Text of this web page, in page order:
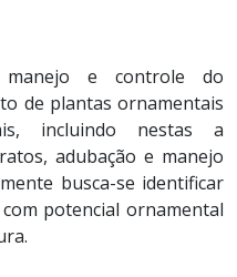
e controle do
de plantas ornamentais
incluindo nestas a
adubação e manejo
busca-se identificar
potencial ornamental